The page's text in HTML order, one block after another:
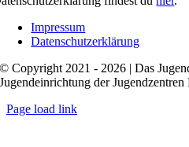
Impressum
Datenschutzerklärung
© Copyright 2021 - 2026 | Das
Jugendeinrichtung der
Page load link